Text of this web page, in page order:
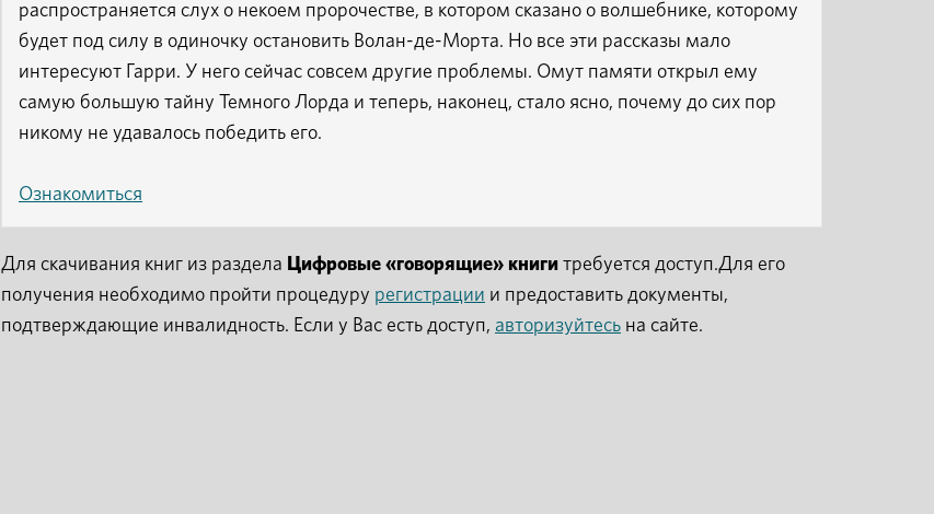
распространяется слух о некоем пророчестве, в котором сказано о волшебнике, которому
будет под силу в одиночку остановить Волан-де-Морта. Но все эти рассказы мало
интересуют Гарри. У него сейчас совсем другие проблемы. Омут памяти открыл ему
самую большую тайну Темного Лорда и теперь, наконец, стало ясно, почему до сих пор
никому не удавалось победить его.
Ознакомиться
Для скачивания книг из раздела Цифровые «говорящие» книги требуется доступ.Для его
получения необходимо пройти процедуру регистрации и предоставить документы,
подтверждающие инвалидность. Если у Вас есть доступ, авторизуйтесь на сайте.